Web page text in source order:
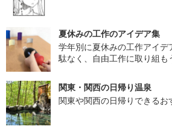
夏休みの工作のアイデア集
学年別に夏休みの工作アイ
駄なく、自由工作に取り組も
関東・関西の日帰り温泉
関東や関西の日帰りできるお